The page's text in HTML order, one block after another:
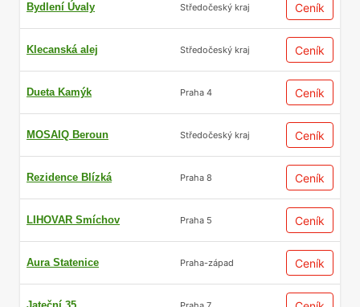
Bydlení Úvaly Středočeský kraj Ceník
Klecanská alej Středočeský kraj Ceník
Dueta Kamýk Praha 4 Ceník
MOSAIQ Beroun Středočeský kraj Ceník
Rezidence Blízká Praha 8 Ceník
LIHOVAR Smíchov Praha 5 Ceník
Aura Statenice Praha-západ Ceník